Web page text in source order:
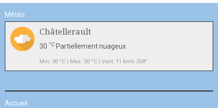
Météo
Châtellerault
30 °C Partiellement nuageux
Min: 30 °C | Max: 30 °C | Vent: 11 kmh 268°
Accueil